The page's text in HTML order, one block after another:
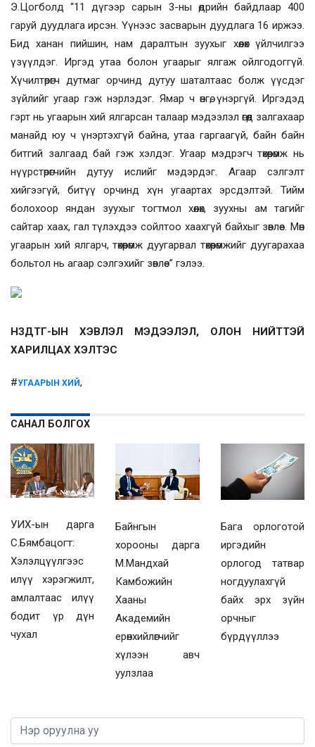
Э.Цогболд “11 дүгээр сарын 3-ны өдрийн байдлаар 400
гаруй дуудлага ирсэн. Үүнээс засварын дуудлага 16 иржээ.
Бид ханан пийшин, нам даралтын зуухыг хөөлөх үйлчилгээ
үзүүлдэг. Иргэд утаа болон угаарыг ялгаж ойлгодоггүй.
Хүчилтөрөгч дутмаг орчинд дутуу шаталтаас болж үүсдэг
зүйлийг угаар гэж нэрлэдэг. Ямар ч өнгө, үнэргүй. Иргэдэд
гэрт нь угаарын хий ялгарсан талаар мэдээлэл өгөөд залгахаар
манайд юу ч үнэртэхгүй байна, утаа гаргаагүй, байн байн
битгий залгаад бай гэж хэлдэг. Угаар мэдрэгч төхөөрөмж нь
нүүрстөрөгчийн дутуу ислийг мэдэрдэг. Агаар сэлгэлт
хийгээгүй, битүү орчинд хүн угаартах эрсдэлтэй. Тийм
болохоор яндан зуухыг тогтмол хөөлөх, зуухны ам тагийг
сайтар хаах, гал түлэхдээ сойлтоо хаахгүй байхыг зөвлөе. Мөн
угаарын хий ялгарч, төхөөрөмж дуугарвал төхөөрөмжийг дуугарахаа
больтол нь агаар сэлгэхийг зөвлөе” гэлээ.
НЗДТГ-ЫН ХЭВЛЭЛ МЭДЭЭЛЭЛ, ОЛОН НИЙТТЭЙ
ХАРИЛЦАХ ХЭЛТЭС
#УГААРЫН ХИЙ,
САНАЛ БОЛГОХ
УИХ-ын дарга
С.Бямбацогт:
Хэлэлцүүлгээс
илүү хэрэгжилт,
амлалтаас илүү
бодит үр дүн
чухал
Байнгын
хорооны дарга
М.Мандхай
Камбожийн
Хааны
Академийн
ерөнхийлөгчийг
хүлээн авч
уулзлаа
Бага орлоготой
иргэдийн
орлогод татвар
ногдуулахгүй
байх эрх зүйн
орчныг
бүрдүүллээ